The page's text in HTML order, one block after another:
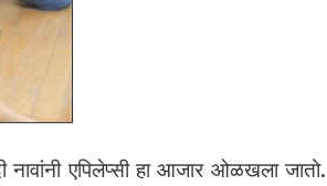
एपिलेप्सी हा आजार ओळखला जातो.